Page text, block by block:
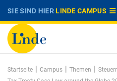
SIE SIND HIERLINDE CAMPUS
Startseite | Campus | Themen |